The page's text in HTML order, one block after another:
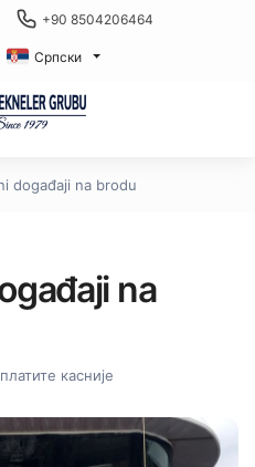
+90 8504206464
Српски
događaji na brodu
na
касније